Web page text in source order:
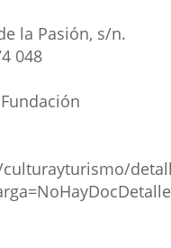
la Pasión, s/n.
048